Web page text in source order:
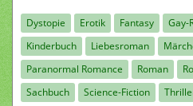
Dystopie Erotik Fantasy Gay-
Kinderbuch
Liebesroman
Paranormal Romance
Roman
Sachbuch
Science-Fiction